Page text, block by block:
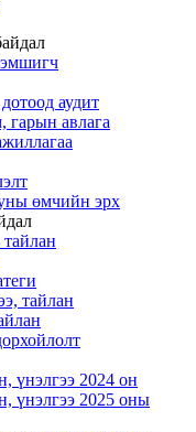
аудит
гарын авлага
өмчийн эрх
тайлан
үнэлгээ 2024 он
үнэлгээ 2025 оны